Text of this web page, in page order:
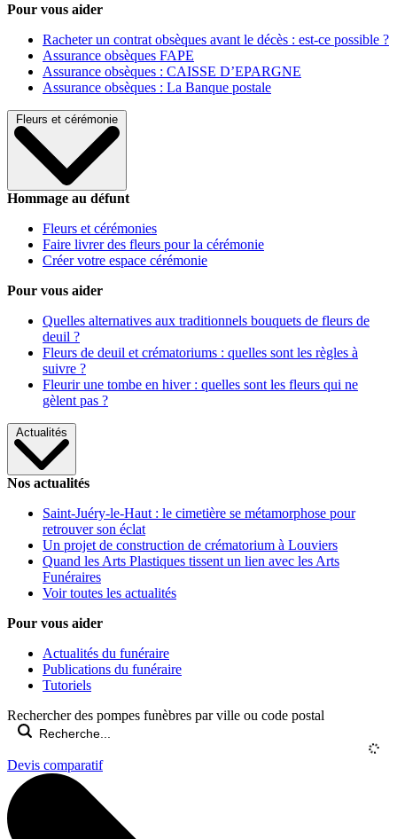
Pour vous aider
Racheter un contrat obsèques avant le décès : est-ce possible ?
Assurance obsèques FAPE
Assurance obsèques : CAISSE D’EPARGNE
Assurance obsèques : La Banque postale
Fleurs et cérémonie
Hommage au défunt
Fleurs et cérémonies
Faire livrer des fleurs pour la cérémonie
Créer votre espace cérémonie
Pour vous aider
Quelles alternatives aux traditionnels bouquets de fleurs de
deuil ?
Fleurs de deuil et crématoriums : quelles sont les règles à
suivre ?
Fleurir une tombe en hiver : quelles sont les fleurs qui ne
gèlent pas ?
Actualités
Nos actualités
Saint-Juéry-le-Haut : le cimetière se métamorphose pour
retrouver son éclat
Un projet de construction de crématorium à Louviers
Quand les Arts Plastiques tissent un lien avec les Arts
Funéraires
Voir toutes les actualités
Pour vous aider
Actualités du funéraire
Publications du funéraire
Tutoriels
Rechercher des pompes funèbres par ville ou code postal
Devis comparatif